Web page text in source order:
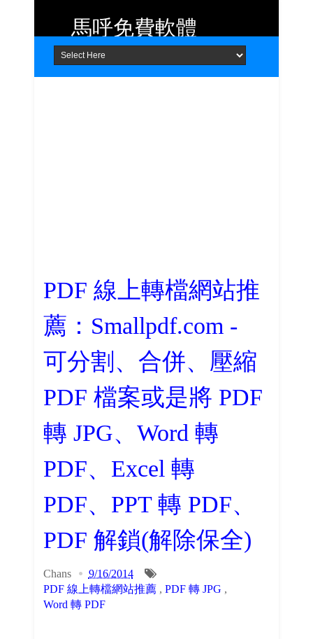
Home About Contact
馬呼免費軟體
提供 Android、iOS 好用的手機應用
程式及 Windows 免費軟體
PDF 線上轉檔網站推
薦：Smallpdf.com -
可分割、合併、壓縮
PDF 檔案或是將 PDF
轉 JPG、Word 轉
PDF、Excel 轉
PDF、PPT 轉 PDF、
PDF 解鎖(解除保全)
Chans
9/16/2014
PDF 線上轉檔網站推薦, PDF 轉 JPG ,
Word 轉 PDF